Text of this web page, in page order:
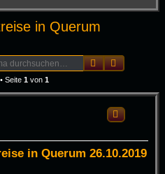
u
in Querum
SucheErweiterte
Seite 1 von 1
in Querum 26.10.2019
Zitieren